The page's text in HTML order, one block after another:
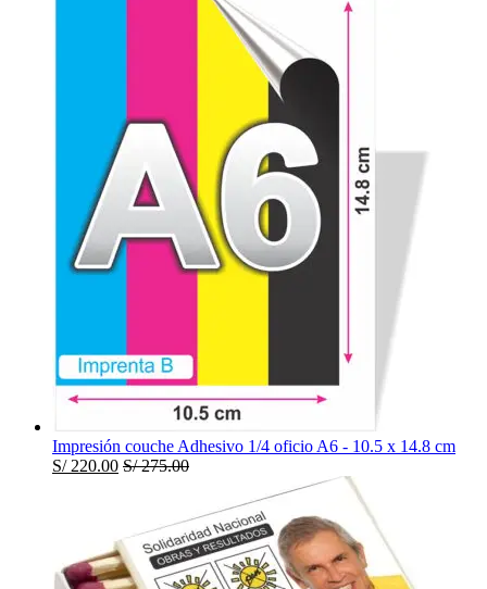
Impresión couche Adhesivo 1/4 oficio A6 - 10.5 x 14.8 cm
S/220.00 S/275.00